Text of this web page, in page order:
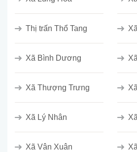
Thị trấn Thổ Tang
Xã Bình Dương
Xã Thượng Trưng
Xã Lý Nhân
Xã Vân Xuân